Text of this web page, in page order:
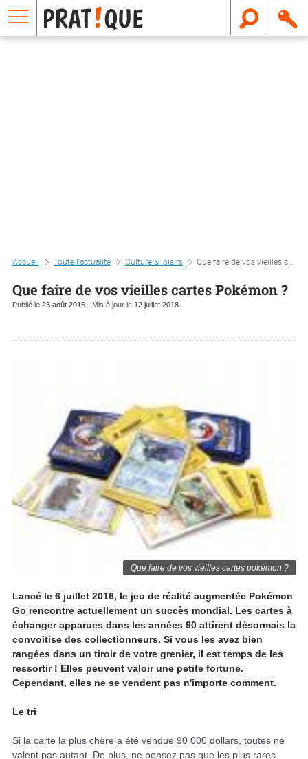
Accueil Toute l'actualité Culture & loisirs Que faire de vos vieilles cartes pokémon ?
Que faire de vos vieilles cartes Pokémon ?
Publié le 23 août 2016 - Mis à jour le 12 juillet 2018
Que faire de vos vieilles cartes pokémon ?
Lancé le 6 juillet 2016, le jeu de réalité augmentée Pokémon
Go rencontre actuellement un succès mondial. Les cartes à
échanger apparues dans les années 90 attirent désormais la
convoitise des collectionneurs. Si vous les avez bien
rangées dans un tiroir de votre grenier, il est temps de les
ressortir ! Elles peuvent valoir une petite fortune.
Cependant, elles ne se vendent pas n'importe comment.
Le tri
Si la carte la plus chère a été vendue 90 000 dollars, toutes ne
valent pas autant. De plus, ne pensez pas que les plus rares
E
m
a